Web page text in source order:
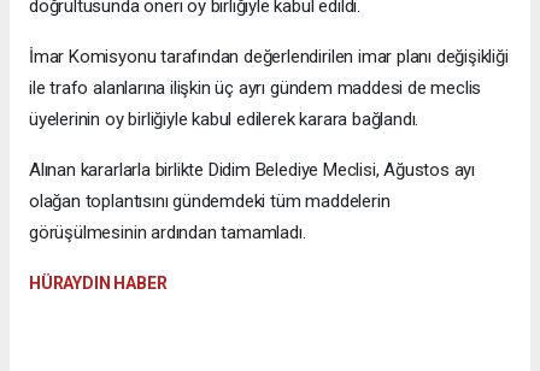
doğrultusunda öneri oy birliğiyle kabul edildi.
İmar Komisyonu tarafından değerlendirilen imar planı değişikliği
ile trafo alanlarına ilişkin üç ayrı gündem maddesi de meclis
üyelerinin oy birliğiyle kabul edilerek karara bağlandı.
Alınan kararlarla birlikte Didim Belediye Meclisi, Ağustos ayı
olağan toplantısını gündemdeki tüm maddelerin
görüşülmesinin ardından tamamladı.
HÜRAYDIN HABER